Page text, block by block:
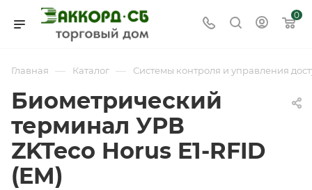
0
Главная — Каталог — Системы контроля и управления
Биометрический
терминал УРВ
ZKTeco Horus E1-RFID
(EM)